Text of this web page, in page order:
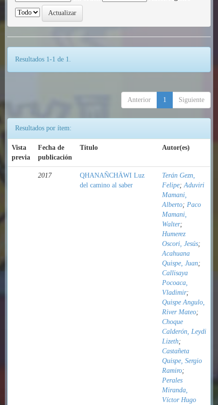
Resultados 1-1 de 1.
Anterior 1 Siguiente
Resultados por ítem:
Vista
previa
Fecha de
publicación
Título Autor(es)
2017
QHANAÑCHÄWI Luz
del camino al saber
Terán Gezn,
Felipe;Aduviri
Mamani,
Alberto; Paco
Mamani,
Walter;
Humerez
Oscori, Jesús;
Acahuana
Quispe, Juan;
Callisaya
Pocoaca,
Vladimir;
Quispe Angulo,
River Mateo;
Choque
Calderón, Leydi
Lizeth;
Castañeta
Quispe, Sergio
Ramiro;
Perales
Miranda,
Víctor Hugo